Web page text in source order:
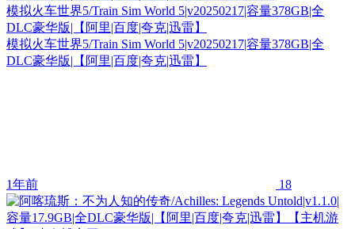
模拟火车世界5/Train Sim World 5|v20250217|容量378GB|全
DLC豪华版|【阿里|百度|夸克|迅雷】
模拟火车世界5/Train Sim World 5|v20250217|容量378GB|全
DLC豪华版|【阿里|百度|夸克|迅雷】
1年前 18